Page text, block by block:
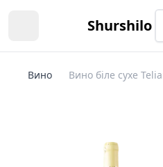
Shurshilo
Вино Вино біле сухе